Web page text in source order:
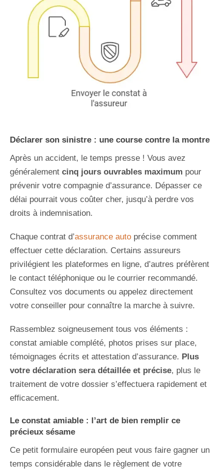
Déclarer son sinistre : une course contre la montre
Après un accident, le temps presse ! Vous avez
généralement cinq jours ouvrables maximum pour
prévenir votre compagnie d’assurance. Dépasser ce
délai pourrait vous coûter cher, jusqu’à perdre vos
droits à indemnisation.
Chaque contrat d’assurance auto précise comment
effectuer cette déclaration. Certains assureurs
privilégient les plateformes en ligne, d’autres préfèrent
le contact téléphonique ou le courrier recommandé.
Consultez vos documents ou appelez directement
votre conseiller pour connaître la marche à suivre.
Rassemblez soigneusement tous vos éléments :
constat amiable complété, photos prises sur place,
témoignages écrits et attestation d’assurance. Plus
votre déclaration sera détaillée et précise, plus le
traitement de votre dossier s’effectuera rapidement et
efficacement.
Le constat amiable : l’art de bien remplir ce
précieux sésame
Ce petit formulaire européen peut vous faire gagner un
temps considérable dans le règlement de votre